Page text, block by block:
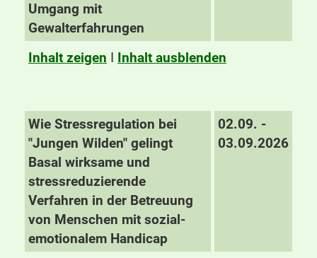
Umgang mit
Gewalterfahrungen
Inhalt zeigen I Inhalt ausblenden
Wie Stressregulation bei
"Jungen Wilden" gelingt
Basal wirksame und
stressreduzierende
Verfahren in der Betreuung
von Menschen mit sozial-
emotionalem Handicap
02.09. -
03.09.2026